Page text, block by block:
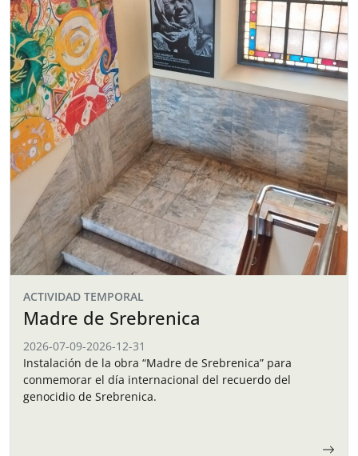
ACTIVIDAD TEMPORAL
Madre de Srebrenica
2026-07-09-2026-12-31
Instalación de la obra “Madre de Srebrenica” para
conmemorar el día internacional del recuerdo del
genocidio de Srebrenica.